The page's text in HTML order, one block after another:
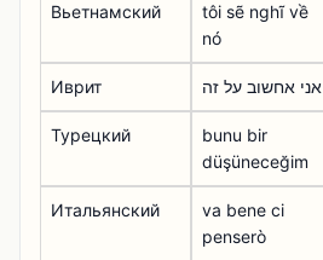
Вьетнамский
tôi sẽ nghĩ về
nó
Иврит אני אחשוב על זה
Турецкий
bunu bir
düşüneceğim
Итальянский
va bene ci
penserò